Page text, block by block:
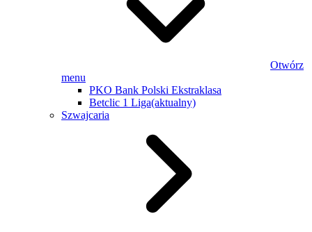
Otwórz
menu
PKO Bank Polski Ekstraklasa
Betclic 1 Liga(aktualny)
Szwajcaria